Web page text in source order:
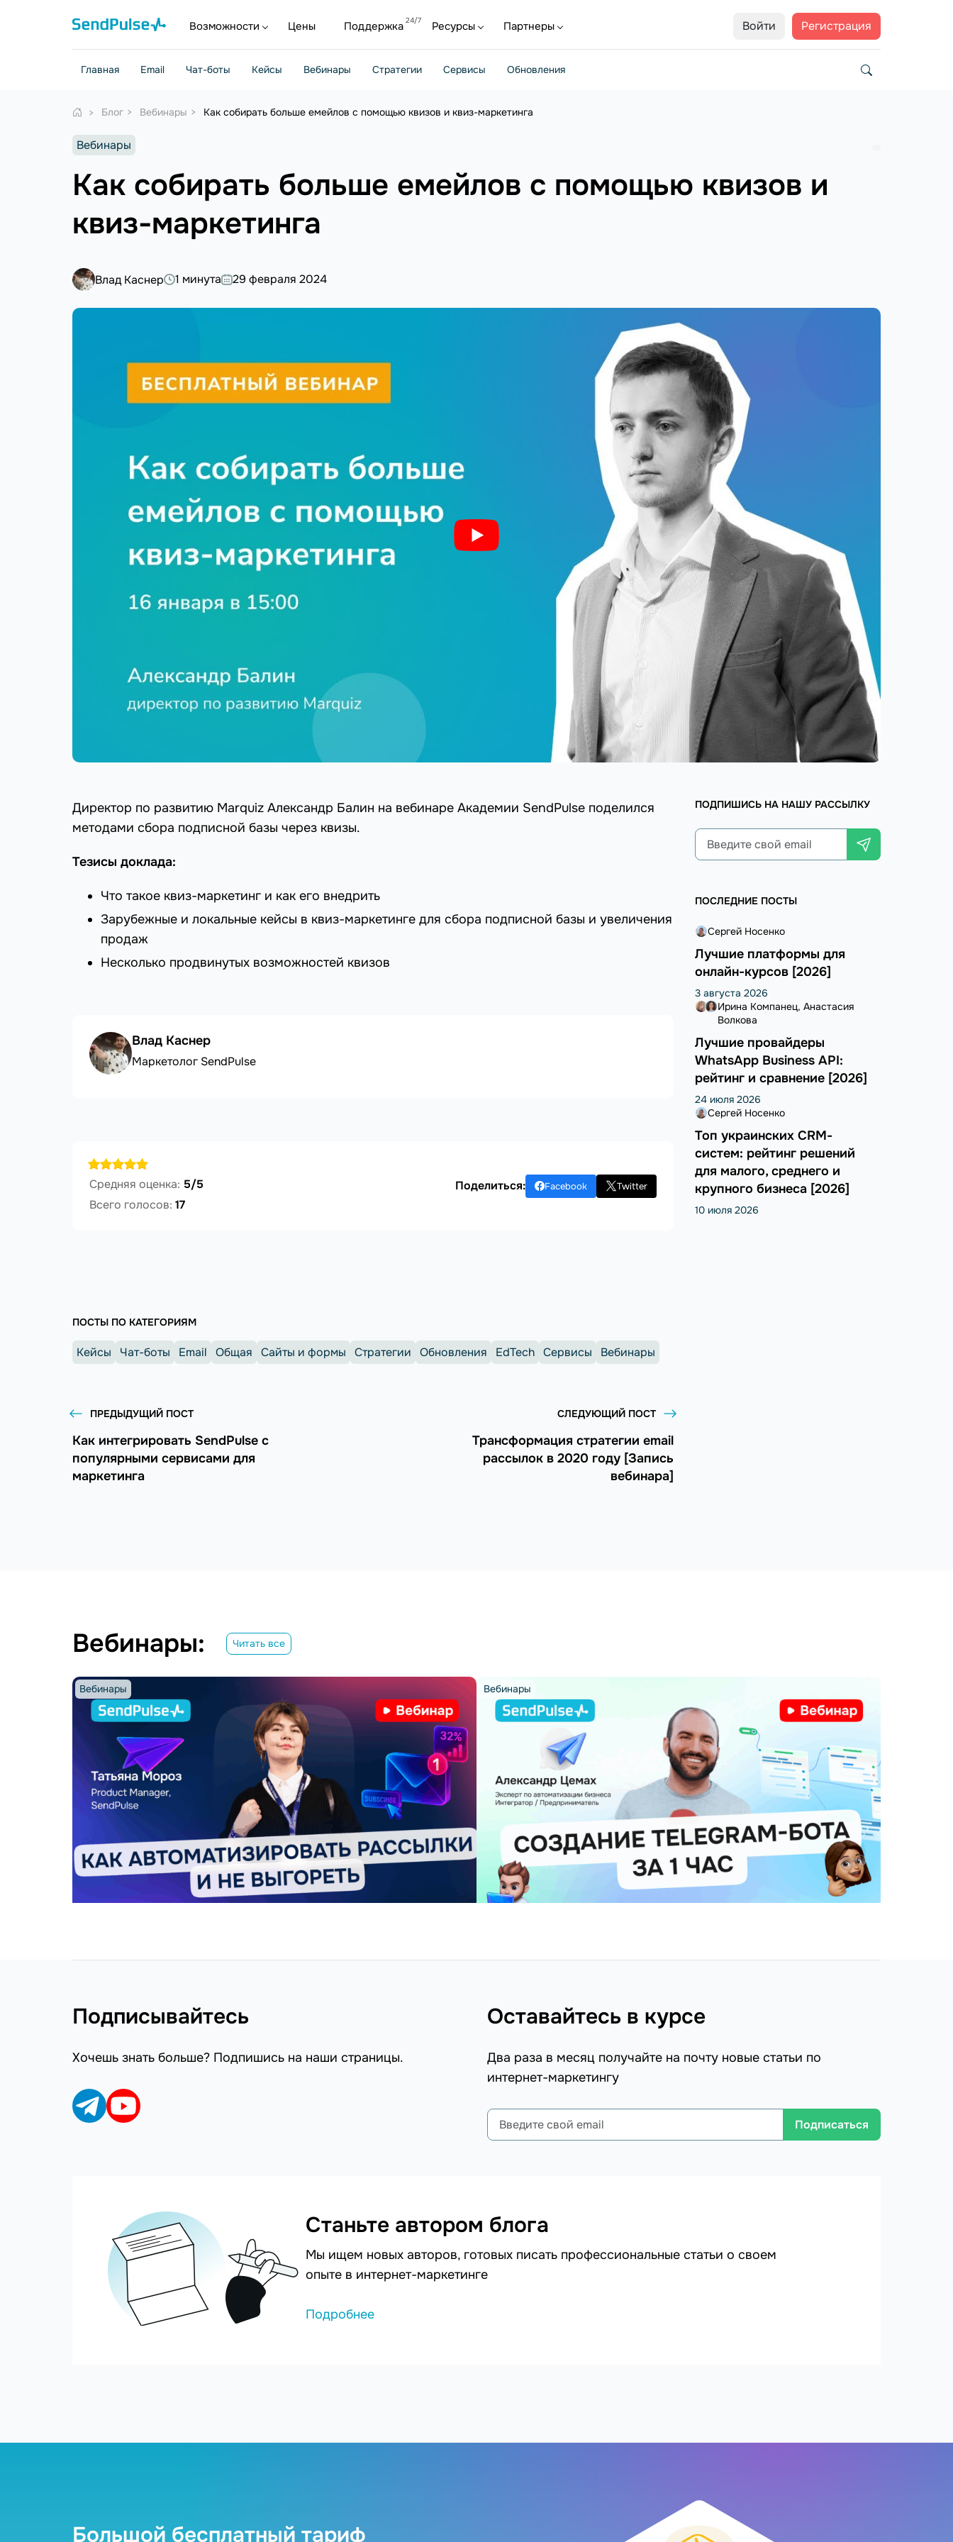
Войти Регистрация
Возможности Цены Поддержка Ресурсы Партнеры
Главная Email Чат-боты Кейсы Вебинары Стратегии Сервисы Обновления
Блог Вебинары Как собирать больше емейлов с помощью квизов и квиз-маркетинга
Вебинары
Как собирать больше емейлов с помощью квизов и
квиз-маркетинга
Влад Каснер 1 минута 29 февраля 2024
Директор по развитию Marquiz Александр Балин на вебинаре Академии SendPulse поделился
методами сбора подписной базы через квизы.
Тезисы доклада:
Что такое квиз-маркетинг и как его внедрить
Зарубежные и локальные кейсы в квиз-маркетинге для сбора подписной базы и увеличения
продаж
Несколько продвинутых возможностей квизов
Влад Каснер
Маркетолог SendPulse
Средняя оценка: 5/5
Всего голосов: 17
Поделиться: Facebook Twitter
ПОСТЫ ПО КАТЕГОРИЯМ
Кейсы Чат-боты Email Общая Сайты и формы Стратегии Обновления EdTech Сервисы Вебинары
ПРЕДЫДУЩИЙ ПОСТ
Как интегрировать SendPulse с
популярными сервисами для
маркетинга
СЛЕДУЮЩИЙ ПОСТ
Трансформация стратегии email
рассылок в 2020 году [Запись
вебинара]
ПОДПИШИСЬ НА НАШУ РАССЫЛКУ
ПОСЛЕДНИЕ ПОСТЫ
Сергей Носенко
Лучшие платформы для
онлайн-курсов [2026]
3 августа 2026
Ирина Компанец Анастасия
Волкова
Лучшие провайдеры
WhatsApp Business API:
рейтинг и сравнение [2026]
24 июля 2026
Сергей Носенко
Топ украинских CRM-
систем: рейтинг решений
для малого, среднего и
крупного бизнеса [2026]
10 июля 2026
Вебинары: Читать все
Вебинары Вебинары
Подписывайтесь
Хочешь знать больше? Подпишись на наши страницы.
Оставайтесь в курсе
Два раза в месяц получайте на почту новые статьи по
интернет-маркетингу
Подписаться
Станьте автором блога
Мы ищем новых авторов, готовых писать профессиональные статьи о своем
опыте в интернет-маркетинге
Подробнее
Большой бесплатный тариф